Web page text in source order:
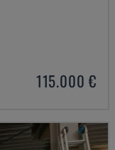
115.000 €